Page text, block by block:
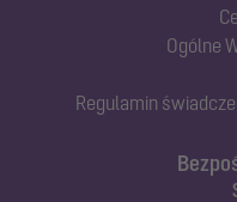
Ogólne
Regulamin